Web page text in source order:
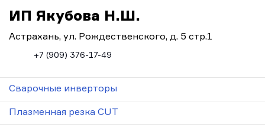
ИП Якубова Н.Ш.
Астрахань, ул. Рождественского, д. 5 стр.1
+7 (909) 376-17-49
Сварочные инверторы
Плазменная резка CUT